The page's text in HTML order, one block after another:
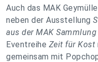
Auch das MAK
neben der Ausstellung
aus der MAK Sammlung
Eventreihe Zeit für Kost
gemeinsam mit